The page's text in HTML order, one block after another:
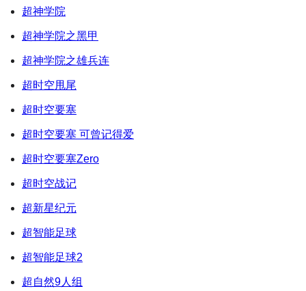
超神学院
超神学院之黑甲
超神学院之雄兵连
超时空甩尾
超时空要塞
超时空要塞 可曾记得爱
超时空要塞Zero
超时空战记
超新星纪元
超智能足球
超智能足球2
超自然9人组